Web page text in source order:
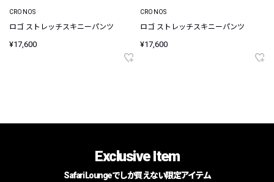
CRONOS
ロゴ ストレッチスキニーパンツ
¥17,600
CRONOS
ロゴ ストレッチスキニーパンツ
¥17,600
Exclusive Item
Safari Loungeでしか買えない限定アイテム